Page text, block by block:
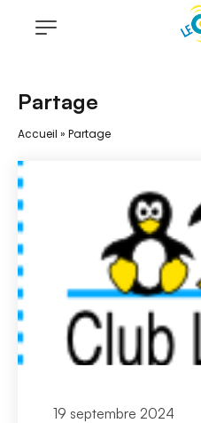
Partage
Accueil » Partage
19 septembre 2024